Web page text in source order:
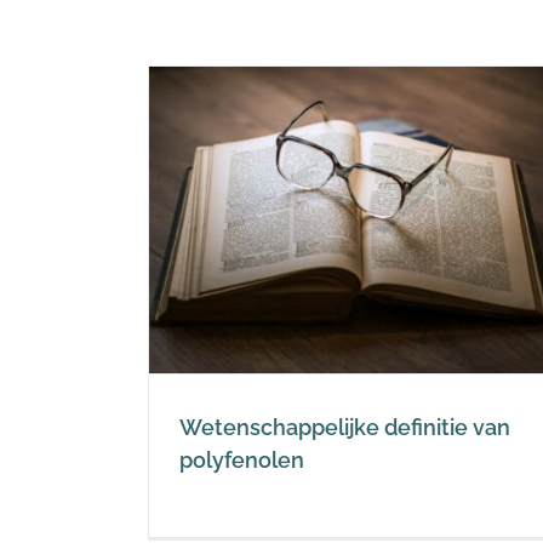
Wetenschappelijke definitie van
polyfenolen